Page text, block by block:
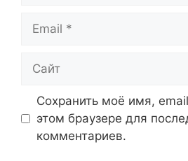
Email
Сайт
Сохранить моё имя,
этом браузере для
комментариев.